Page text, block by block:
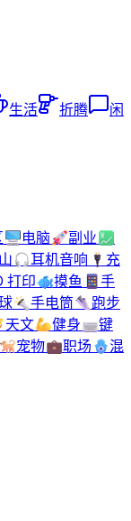
生活 折腾
闲
🖥️电脑🚀副业💹
🎧耳机音响 🔌 充
打印🐟摸鱼 📱手
🔦手电筒👟跑步
天文💪健身⌨️键
🐕宠物💼职场🪬混